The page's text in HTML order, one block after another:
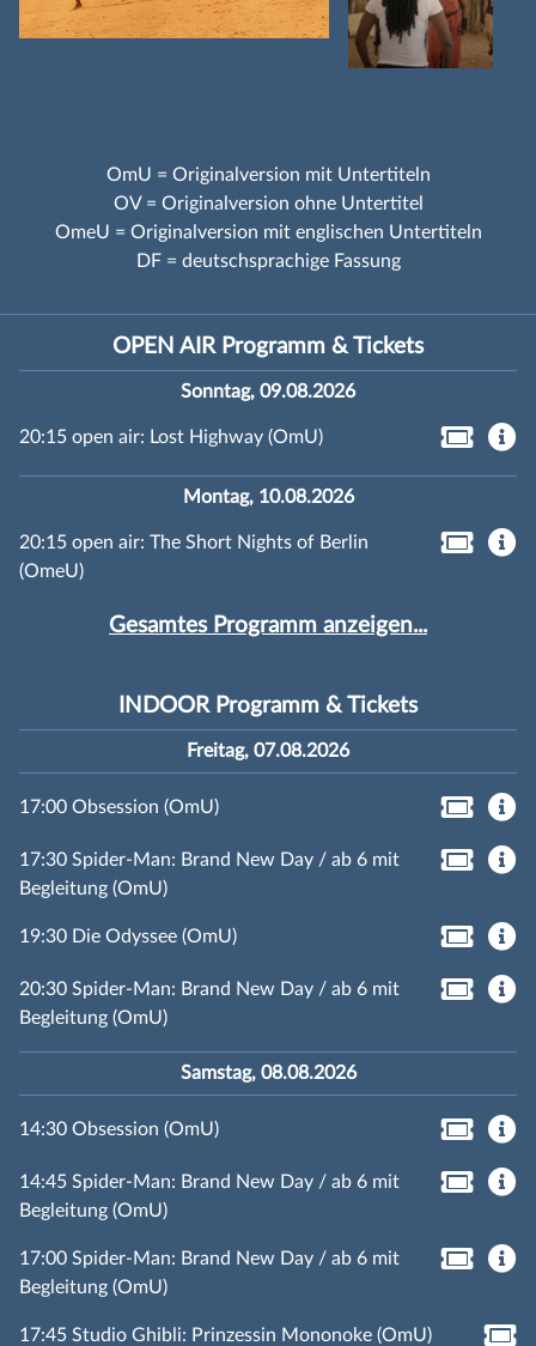
OmU = Originalversion mit Untertiteln
OV = Originalversion ohne Untertitel
OmeU = Originalversion mit englischen Untertiteln
DF = deutschsprachige Fassung
OPEN AIR Programm & Tickets
Sonntag, 09.08.2026
20:15 open air: Lost Highway (OmU)
Montag, 10.08.2026
20:15 open air: The Short Nights of Berlin
(OmeU)
Gesamtes Programm anzeigen...
INDOOR Programm & Tickets
Freitag, 07.08.2026
17:00 Obsession (OmU)
17:30 Spider-Man: Brand New Day / ab 6 mit
Begleitung (OmU)
19:30 Die Odyssee (OmU)
20:30 Spider-Man: Brand New Day / ab 6 mit
Begleitung (OmU)
Samstag, 08.08.2026
14:30 Obsession (OmU)
14:45 Spider-Man: Brand New Day / ab 6 mit
Begleitung (OmU)
17:00 Spider-Man: Brand New Day / ab 6 mit
Begleitung (OmU)
17:45 Studio Ghibli: Prinzessin Mononoke (OmU)